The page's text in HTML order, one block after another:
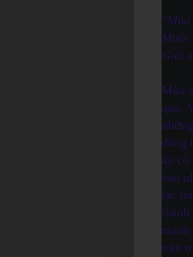
"Mùa
Mười
Giật
Mùa
quá.
dòng
ấy có
bao
lạc
trần